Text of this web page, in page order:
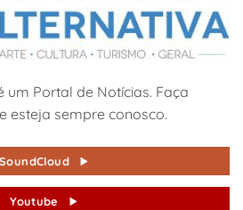
um Portal de Notícias. Faça
esteja sempre conosco.
SoundCloud
Youtube